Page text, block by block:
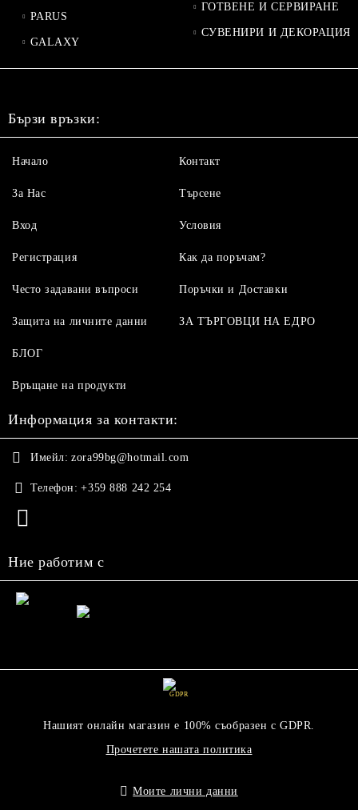
PARUS
GALAXY
ГОТВЕНЕ И СЕРВИРАНЕ
СУВЕНИРИ И ДЕКОРАЦИЯ
Бързи връзки:
Начало
За Нас
Вход
Регистрация
Контакт
Търсене
Условия
Как да поръчам?
Често задавани въпроси
Защита на личните данни
БЛОГ
Връщане на продукти
Поръчки и Доставки
ЗА ТЪРГОВЦИ НА ЕДРО
Информация за контакти:
Имейл: zora99bg@hotmail.com
Телефон: +359 888 242 254
Ние работим с
GDPR
Нашият онлайн магазин е 100% съобразен с GDPR.
Прочетете нашата политика
Моите лични данни